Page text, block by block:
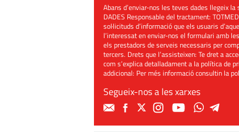
Abans d’enviar-nos les teves dades llegeix la
DADES Responsable del tractament:
sol·licituds d’informació que els usuaris
l’interessat en enviar-nos el formulari amb
els prestadors de serveis necessaris per
tercers. Drets que l’assisteixen: Te dret a
com s’explica detalladament a la política de
addicional: Per més informació consultin la
Segueix-nos a les xarxes